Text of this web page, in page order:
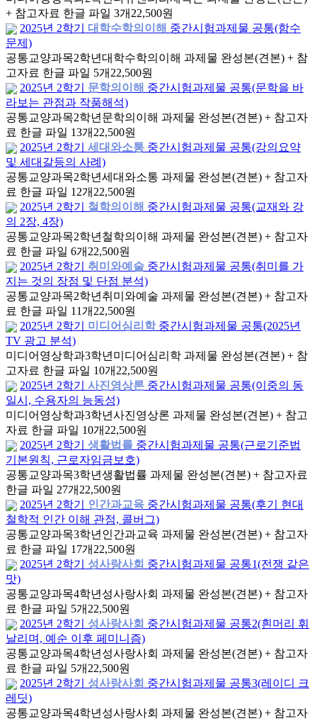
+ 참고자료 한글 파일 3개 22,500원
2025년 2학기
대학수학의이해 중간시험과제물 공통(함수
문제)
공통교양과목2학년대학수학의이해 과제물 완성본(견본) + 참
고자료 한글 파일 5개 22,500원
2025년 2학기
문학의이해 중간시험과제물 공통(문학을 바
라보는 관점과 작품해석)
공통교양과목2학년 문학의이해 과제물 완성본(견본) + 참고자
료 한글 파일 13개 22,500원
2025년 2학기
세대와소통 중간시험과제물 공통(강의요약
및 세대갈등의 사례)
공통교양과목2학년세대와소통 과제물 완성본(견본) + 참고자
료 한글 파일 12개 22,500원
2025년 2학기
철학의이해 중간시험과제물 공통(교재와 강
의 2장, 4장)
공통교양과목2학년 철학의이해 과제물 완성본(견본) + 참고자
료 한글 파일 6개 22,500원
2025년 2학기
취미와예술 중간시험과제물 공통(취미를 가
지는 것의 장점 및 단점 분석)
공통교양과목2학년 취미와예술 과제물 완성본(견본) + 참고자
료 한글 파일 11개 22,500원
2025년 2학기
미디어심리학 중간시험과제물 공통(2025년
TV 광고 분석)
미디어영상학과3학년 미디어심리학 과제물 완성본(견본) + 참
고자료 한글 파일 10개 22,500원
2025년 2학기
사진영상론 중간시험과제물 공통(이중의 동
일시, 수용자의 능동성)
미디어영상학과3학년사진영상론 과제물 완성본(견본) + 참고
자료 한글 파일 10개 22,500원
2025년 2학기
생활법률 중간시험과제물 공통(근로기준법
기본원칙, 근로자임금보호)
공통교양과목3학년생활법률 과제물 완성본(견본) + 참고자료
한글 파일 27개 22,500원
2025년 2학기
인간과교육 중간시험과제물 공통(후기 현대
철학적 인간 이해 관점, 콜버그)
공통교양과목3학년 인간과교육 과제물 완성본(견본) + 참고자
료 한글 파일 17개 22,500원
2025년 2학기
성사랑사회 중간시험과제물 공통1(전쟁 같은
맛)
공통교양과목4학년 성사랑사회 과제물 완성본(견본) + 참고자
료 한글 파일 5개 22,500원
2025년 2학기
성사랑사회 중간시험과제물 공통2(흰머리 휘
날리며, 예순 이후 페미니즘)
공통교양과목4학년 성사랑사회 과제물 완성본(견본) + 참고자
료 한글 파일 5개 22,500원
2025년 2학기
성사랑사회 중간시험과제물 공통3(레이디 크
레딧)
공통교양과목4학년 성사랑사회 과제물 완성본(견본) + 참고자